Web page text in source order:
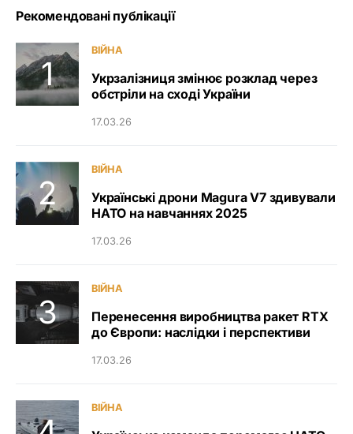
Рекомендовані публікації
ВІЙНА
Укрзалізниця змінює розклад через
обстріли на сході України
17.03.26
ВІЙНА
Українські дрони Magura V7 здивували
НАТО на навчаннях 2025
17.03.26
ВІЙНА
Перенесення виробництва ракет RTX
до Європи: наслідки і перспективи
17.03.26
ВІЙНА